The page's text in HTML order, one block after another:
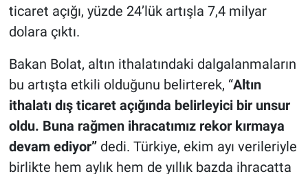
ticaret açığı, yüzde 24’lük artışla 7,4 milyar
dolara çıktı.
Bakan Bolat, altın ithalatındaki dalgalanmaların
bu artışta etkili olduğunu belirterek, “Altın
ithalatı dış ticaret açığında belirleyici bir unsur
oldu. Buna rağmen ihracatımız rekor kırmaya
devam ediyor”dedi. Türkiye, ekim ayı verileriyle
birlikte hem aylık hem de yıllık bazda ihracatta